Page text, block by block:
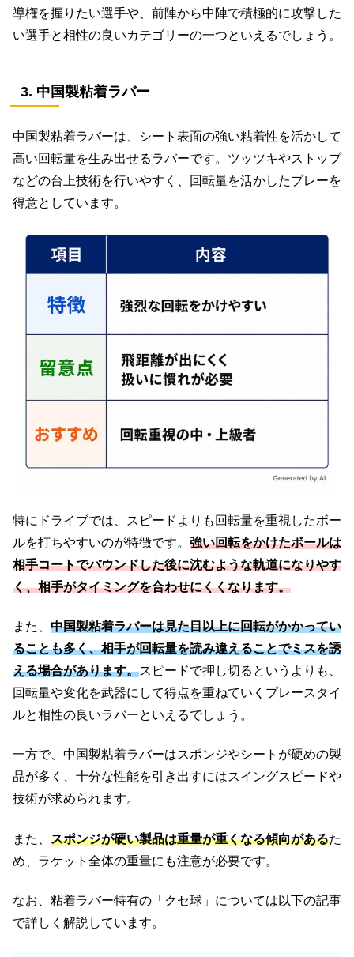
導権を握りたい選手や、前陣から中陣で積極的に攻撃した
い選手と相性の良いカテゴリーの一つといえるでしょう。
3. 中国製粘着ラバー
中国製粘着ラバーは、シート表面の強い粘着性を活かして
高い回転量を生み出せるラバーです。ツッツキやストップ
などの台上技術を行いやすく、回転量を活かしたプレーを
得意としています。
特にドライブでは、スピードよりも回転量を重視したボー
ルを打ちやすいのが特徴です。 強い回転をかけたボールは
相手コートでバウンドした後に沈むような軌道になりやす
く、相手がタイミングを合わせにくくなります。
また、 中国製粘着ラバーは見た目以上に回転がかかってい
ることも多く、相手が回転量を読み違えることでミスを誘
える場合があります。スピードで押し切るというよりも、
回転量や変化を武器にして得点を重ねていくプレースタイ
ルと相性の良いラバーといえるでしょう。
一方で、中国製粘着ラバーはスポンジやシートが硬めの製
品が多く、十分な性能を引き出すにはスイングスピードや
技術が求められます。
また、 スポンジが硬い製品は重量が重くなる傾向があるた
め、ラケット全体の重量にも注意が必要です。
なお、粘着ラバー特有の「クセ球」については以下の記事
で詳しく解説しています。